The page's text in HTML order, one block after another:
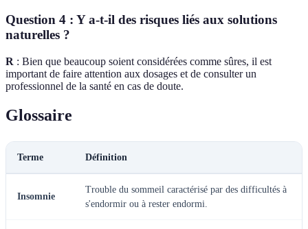
Question 4 : Y a-t-il des risques liés aux solutions
naturelles ?
R : Bien que beaucoup soient considérées comme sûres, il est
important de faire attention aux dosages et de consulter un
professionnel de la santé en cas de doute.
Glossaire
Terme Définition
Insomnie
Trouble du sommeil caractérisé par des difficultés à
s'endormir ou à rester endormi.